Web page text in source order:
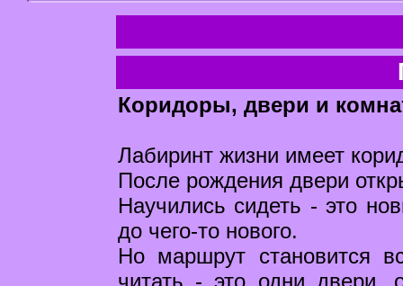
Коридоры, двери и
Лабиринт жизни имеет
После рождения двери
Научились сидеть - это
до чего-то нового.
Но маршрут становится
читать - это одни двери,